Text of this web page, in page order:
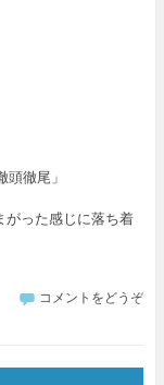
徹尾」
がった感じに落ち着
コメントをどうぞ